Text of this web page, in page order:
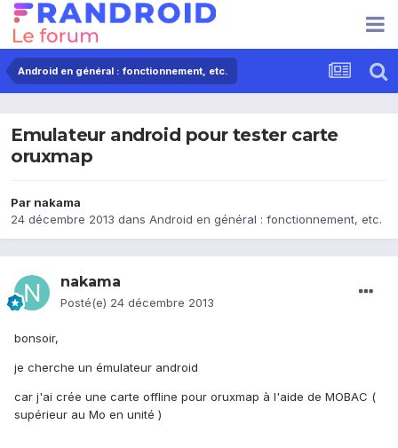
Android en général : fonctionnement, etc.
Emulateur android pour tester carte
oruxmap
Par nakama
24 décembre 2013 dans Android en général : fonctionnement, etc.
nakama
Posté(e) 24 décembre 2013
bonsoir,
je cherche un émulateur android
car j'ai crée une carte offline pour oruxmap à l'aide de MOBAC (
supérieur au Mo en unité )